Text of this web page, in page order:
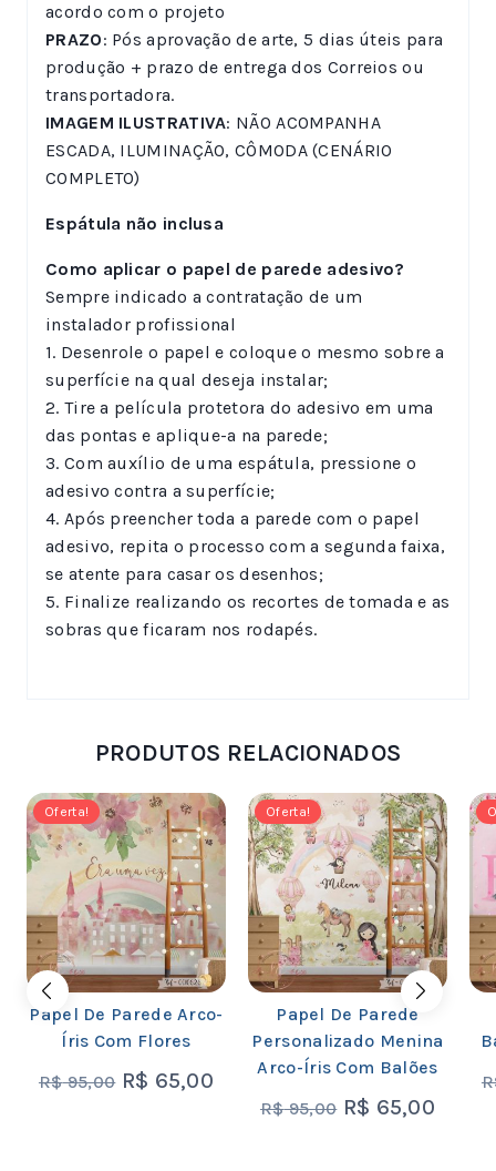
acordo com o projeto
PRAZO: Pós aprovação de arte, 5 dias úteis para
produção + prazo de entrega dos Correios ou
transportadora.
IMAGEM ILUSTRATIVA: NÃO ACOMPANHA
ESCADA, ILUMINAÇÃO, CÔMODA (CENÁRIO
COMPLETO)
Espátula não inclusa
Como aplicar o papel de parede adesivo?
Sempre indicado a contratação de um
instalador profissional
1. Desenrole o papel e coloque o mesmo sobre a
superfície na qual deseja instalar;
2. Tire a película protetora do adesivo em uma
das pontas e aplique-a na parede;
3. Com auxílio de uma espátula, pressione o
adesivo contra a superfície;
4. Após preencher toda a parede com o papel
adesivo, repita o processo com a segunda faixa,
se atente para casar os desenhos;
5. Finalize realizando os recortes de tomada e as
sobras que ficaram nos rodapés.
PRODUTOS RELACIONADOS
Oferta!
Papel De Parede Arco-
Íris Com Flores
R$95,00 R$ 65,00
Oferta!
Papel De Parede
Personalizado Menina
Arco-Íris Com Balões
R$95,00 R$ 65,00